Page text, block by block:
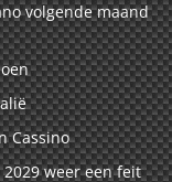
volgende maand
Cassino
weer een feit